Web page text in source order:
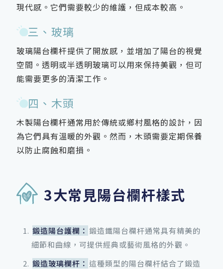
現代感。它們需要較少的維護，但成本較高。
三、玻璃
玻璃陽台欄杆提供了開放感，並增加了陽台的視覺
空間。透明或半透明玻璃可以用來保持美觀，但可
能需要更多的清潔工作。
四、木頭
木製陽台欄杆通常用於傳統或鄉村風格的設計，因
為它們具有溫暖的外觀。然而，木頭需要定期保養
以防止腐蝕和磨損。
3大常見陽台欄杆樣式
鍛造陽台護欄： 鍛造鐵陽台欄杆通常具有精美的
細節和曲線，可提供經典或藝術風格的外觀。
鍛造玻璃欄杆： 這種類型的陽台欄杆結合了鍛造